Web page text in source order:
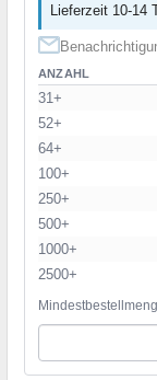
Lieferzeit 10-14
ANZAHL
31+
52+
64+
100+
250+
500+
1000+
2500+